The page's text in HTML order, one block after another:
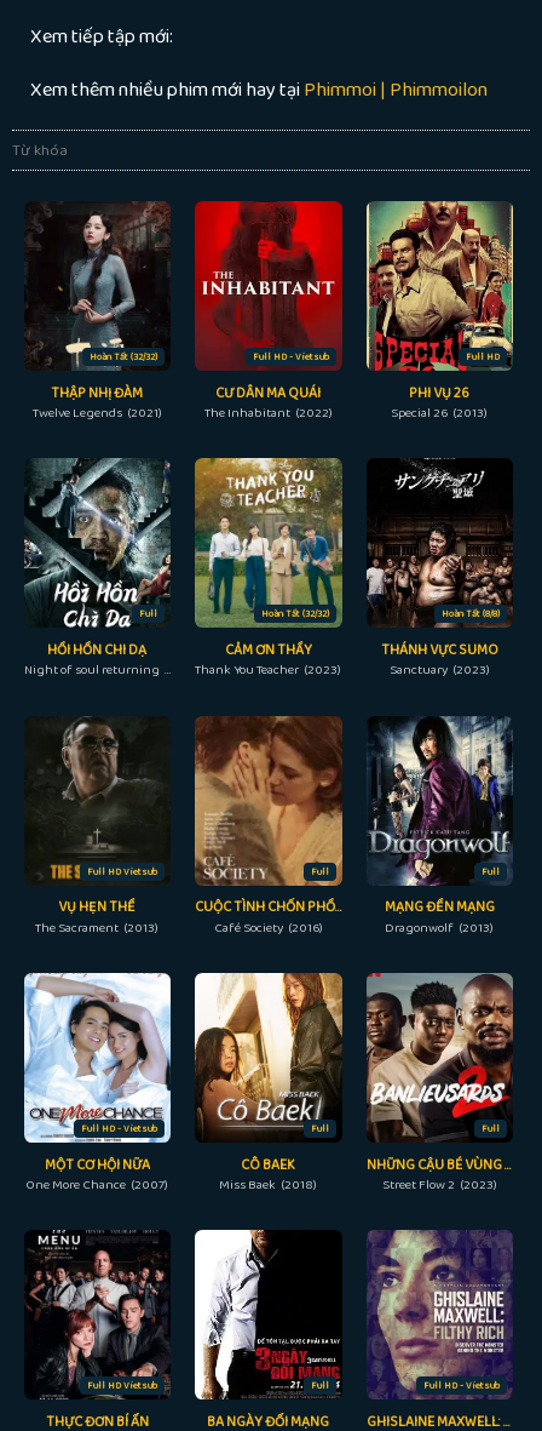
Xem tiếp tập mới:
Xem thêm nhiều phim mới hay tạiPhimmoi | Phimmoilon
Từ khóa
Hoàn Tất (32/32)
THẬP NHỊ ĐÀM
Twelve Legends (2021)
Full HD - Vietsub
CƯ DÂN MA QUÁI
The Inhabitant (2022)
Full HD
PHI VỤ 26
Special 26 (2013)
Full
HỒI HỒN CHI DẠ
Night of soul returning (2023)
Hoàn Tất (32/32)
CẢM ƠN THẦY
Thank You Teacher (2023)
Hoàn Tất (8/8)
THÁNH VỰC SUMO
Sanctuary (2023)
Full HD Vietsub
VỤ HẸN THỀ
The Sacrament (2013)
Full
CUỘC TÌNH CHỐN PHỒN HOA
Café Society (2016)
Full
MẠNG ĐỀN MẠNG
Dragonwolf (2013)
Full HD - Vietsub
MỘT CƠ HỘI NỮA
One More Chance (2007)
Full
CÔ BAEK
Miss Baek (2018)
Full
NHỮNG CẬU BÉ VÙNG NGOẠI Ô 2
Street Flow 2 (2023)
Full HD Vietsub
THỰC ĐƠN BÍ ẨN
Full
BA NGÀY ĐỔI MẠNG
Full HD - Vietsub
GHISLAINE MAXWELL: GIÀU CÓ VÀ ĐỒI BẠI